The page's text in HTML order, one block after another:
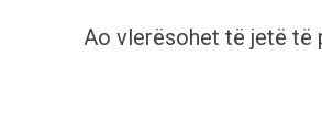
Ao vlerësohet të jetë të